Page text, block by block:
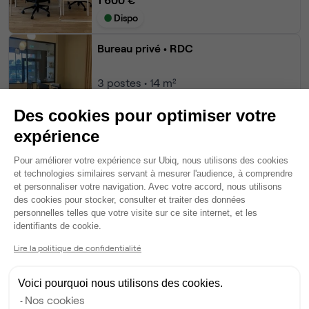
Dispo
Bureau privé • RDC
3 postes • 14 m²
Dispo
20postes disponibles
280 €par poste par mois
Dispo
Voir tout
Gestionnaire de l'espace
Des cookies pour optimiser votre
expérience
Plateforme de Gestion du
Pour améliorer votre expérience sur Ubiq, nous utilisons des cookies
et technologies similaires servant à mesurer l'audience, à comprendre
et personnaliser votre navigation. Avec votre accord, nous utilisons
des cookies pour stocker, consulter et traiter des données
personnelles telles que votre visite sur ce site internet, et les
identifiants de cookie.
Lire la politique de confidentialité
Voici pourquoi nous utilisons des cookies.
Nos cookies